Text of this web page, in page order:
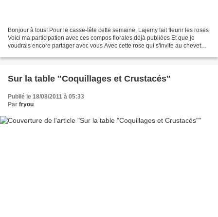
Bonjour à tous! Pour le casse-tête cette semaine, Lajemy fait fleurir les roses
Voici ma participation avec ces compos florales déjà publiées Et que je
voudrais encore partager avec vous Avec cette rose qui s'invite au chevet
Sur la table "Coquillages et Crustacés"
Publié le 18/08/2011 à 05:33
Par fryou